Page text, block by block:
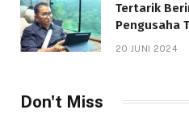
Tertarik
Pengusaha
20 JUNI 2024
Don't Miss